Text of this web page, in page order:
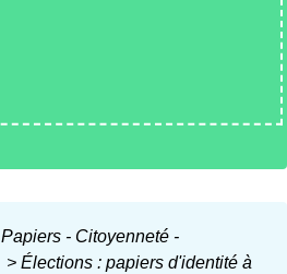
Papiers - Citoyenneté -
> Élections : papiers d'identité à